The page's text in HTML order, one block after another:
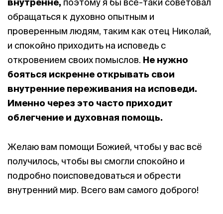
внутренне, поэтому я бы всё-таки советовал
обращаться к духовно опытным и
проверенным людям, таким как отец Николай,
и спокойно приходить на исповедь с
откровением своих помыслов. Не нужно
бояться искренне открывать свои
внутренние переживания на исповеди.
Именно через это часто приходит
облегчение и духовная помощь.
Желаю вам помощи Божией, чтобы у вас всё
получилось, чтобы вы смогли спокойно и
подробно поисповедоваться и обрести
внутренний мир. Всего вам самого доброго!